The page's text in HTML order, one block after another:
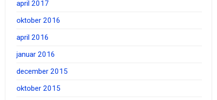
april 2017
oktober 2016
april 2016
januar 2016
december 2015
oktober 2015